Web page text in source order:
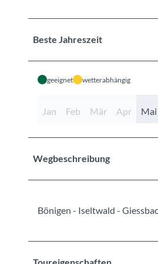
Beste Jahreszeit
geeignet wetterabhängig
Jan Feb Mär Apr Mai
Wegbeschreibung
Bönigen - Iseltwald -
Toureigenschaften